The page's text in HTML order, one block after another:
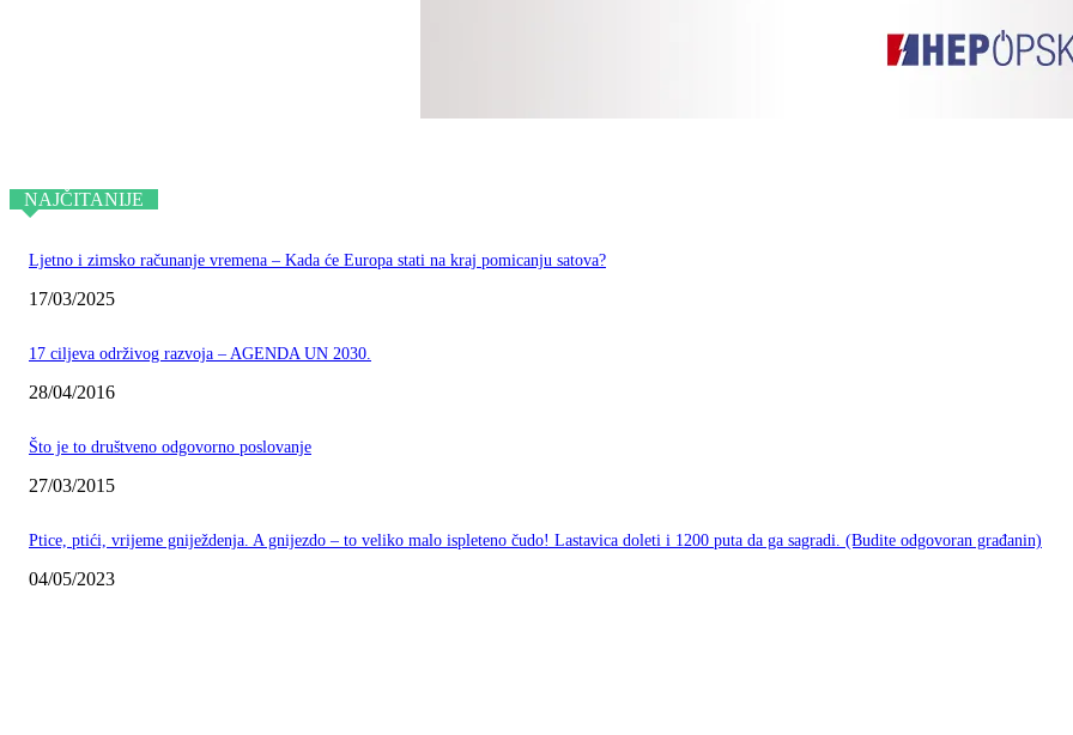
NAJČITANIJE
Ljetno i zimsko računanje vremena – Kada će Europa stati na kraj pomicanju satova?
17/03/2025
17 ciljeva održivog razvoja – AGENDA UN 2030.
28/04/2016
Što je to društveno odgovorno poslovanje
27/03/2015
Ptice, ptići, vrijeme gniježdenja. A gnijezdo – to veliko malo ispleteno čudo! Lastavica doleti i 1200 puta da ga sagradi. (Budite odgovoran građanin)
04/05/2023